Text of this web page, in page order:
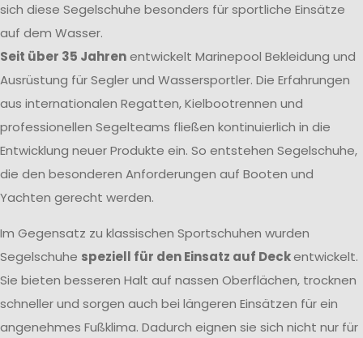
sich diese Segelschuhe besonders für sportliche Einsätze
auf dem Wasser.
Seit über 35 Jahrenentwickelt Marinepool Bekleidung und
Ausrüstung für Segler und Wassersportler. Die Erfahrungen
aus internationalen Regatten, Kielbootrennen und
professionellen Segelteams fließen kontinuierlich in die
Entwicklung neuer Produkte ein. So entstehen Segelschuhe,
die den besonderen Anforderungen auf Booten und
Yachten gerecht werden.
Im Gegensatz zu klassischen Sportschuhen wurden
Segelschuhe speziell für den Einsatz auf Deckentwickelt.
Sie bieten besseren Halt auf nassen Oberflächen, trocknen
schneller und sorgen auch bei längeren Einsätzen für ein
angenehmes Fußklima. Dadurch eignen sie sich nicht nur für